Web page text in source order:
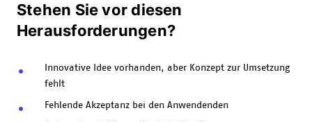
Stehen Sie vor diesen
Herausforderungen?
Innovative Idee vorhanden, aber Konzept zur Umsetzung
fehlt
Fehlende Akzeptanz bei den Anwendenden